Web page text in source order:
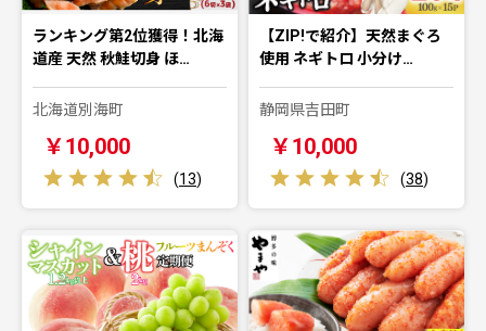
ランキング第2位獲得！北海
道産 天然 秋鮭切身 ほ…
北海道別海町
￥10,000
(13)
【ZIP!で紹介】天然まぐろ
使用 ネギトロ 小分け…
静岡県吉田町
￥10,000
(38)